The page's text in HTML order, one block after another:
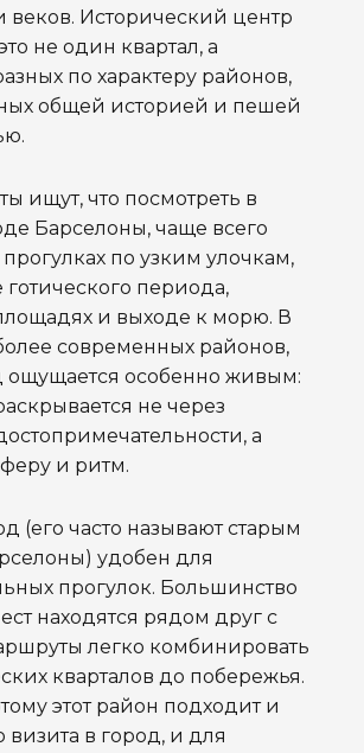
веков. Исторический центр
не один квартал, а
по характеру районов,
общей историей и пешей
ищут, что посмотреть в
Барселоны, чаще всего
по узким улочкам,
готического периода,
и выходе к морю. В
современных районов,
ощущается особенно живым:
не через
а
и ритм.
(его часто называют старым
удобен для
прогулок. Большинство
находятся рядом друг с
легко комбинировать
кварталов до побережья.
этот район подходит и
визита в город, и для